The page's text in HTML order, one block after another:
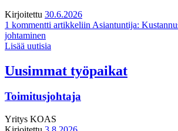
Kirjoitettu 30.6.2026
1 kommentti artikkeliin Asiantuntija:
johtaminen
Lisää uutisia
Uusimmat työpaikat
Toimitusjohtaja
Yritys KOAS